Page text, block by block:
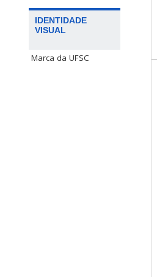
IDENTIDADE
VISUAL
Marca da UFSC